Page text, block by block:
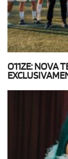
O11ZE: NOVA